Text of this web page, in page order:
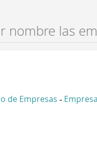
de Empresas -